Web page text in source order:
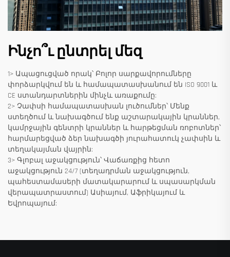
Ինչո՞ւ ընտրել մեզ
1> Ապացուցված որակ՝ Բոլոր սարքավորումները
փորձարկվում են և համապատասխանում են ISO 9001 և
CE ստանդարտներին մինչև առաքումը:
2> Չափսի համապատասխան լուծումներ՝ Մենք
ստեղծում և նախագծում ենք աշտարակային կրաններ,
կամրջային գենտրի կրաններ և հարթեցման ռոբոտներ՝
հարմարեցված ձեր նախագծի յուրահատուկ չափսին և
տեղակայման վայրին:
3> Գլոբալ աջակցություն՝ Վաճառքից հետո
աջակցություն 24/7 (տեղադրման աջակցություն,
պահեստամասերի մատակարարում և սպասարկման
վերապատրաստում) Ասիայում, Աֆրիկայում և
Եվրոպայում: